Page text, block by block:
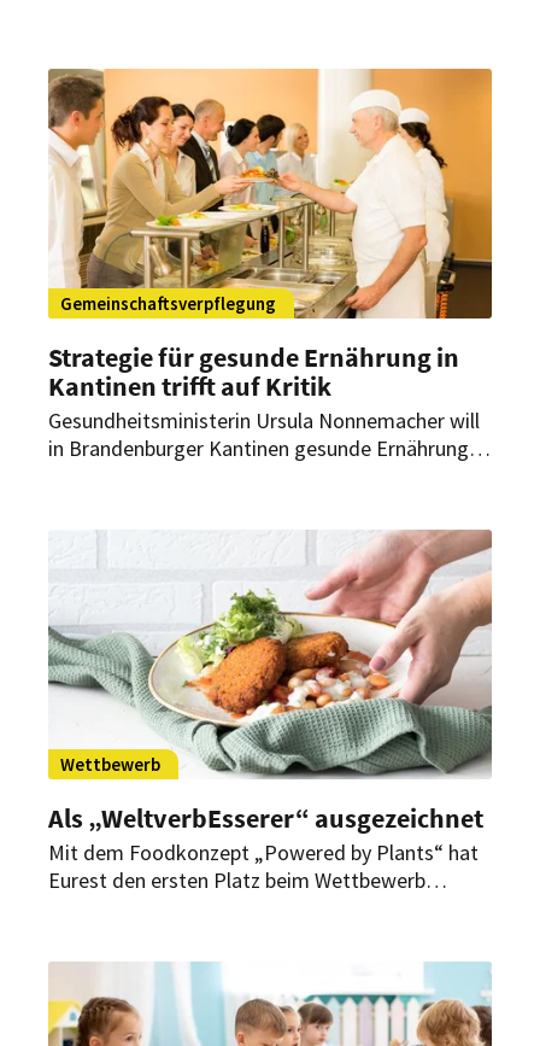
der von der Politik gestellten Forderungen
diskutiert Sabine Eichner, Geschäftsführerin des
Deutschen Tiefkühlinstituts.
Gemeinschaftsverpflegung
Strategie für gesunde Ernährung in
Kantinen trifft auf Kritik
Gesundheitsministerin Ursula Nonnemacher will
in Brandenburger Kantinen gesunde Ernährung
der Opposition im Landtag auf deutlichen
Wettbewerb
Als „WeltverbEsserer“ ausgezeichnet
Mit dem Foodkonzept „Powered by Plants“ hat
Eurest den ersten Platz beim Wettbewerb
zeigt das Konzept, wie lecker bewusster Konsum
in der Betriebsgastronomie sein kann.